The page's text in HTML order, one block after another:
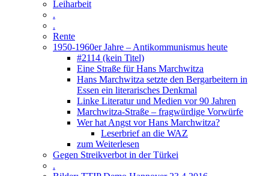
Leiharbeit
.
.
Rente
1950-1960er Jahre – Antikommunismus heute
#2114 (kein Titel)
Eine Straße für Hans Marchwitza
Hans Marchwitza setzte den Bergarbeitern in
Essen ein literarisches Denkmal
Linke Literatur und Medien vor 90 Jahren
Marchwitza-Straße – fragwürdige Vorwürfe
Wer hat Angst vor Hans Marchwitza?
Leserbrief an die WAZ
zum Weiterlesen
Gegen Streikverbot in der Türkei
.